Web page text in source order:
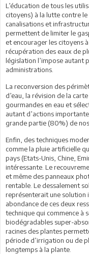
L’éducation de tous les
citoyens) à la lutte contre
canalisations et
permettent de limiter le
et encourager les citoyens
récupération des eaux de
législation l’impose autant
administrations.
La reconversion des
d’eau, la révision de la
gourmandes en eau et
autant d’actions
grande partie (80%) de
Enfin, des techniques
comme la pluie artificielle
pays (Etats-Unis, Chine,
intéressante. Le
et même des panneaux
rentable. Le dessalement
représenterait une solution
abondance de ces deux
technique qui commence à
biodégradables super-
racines des plantes
période d’irrigation ou de
longtemps à la plante.